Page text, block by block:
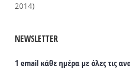
2014)
NEWSLETTER
1 email κάθε ημέρα με όλες τις